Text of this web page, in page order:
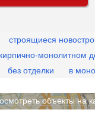
строящиеся
монолитном
без отделки в
объекты на